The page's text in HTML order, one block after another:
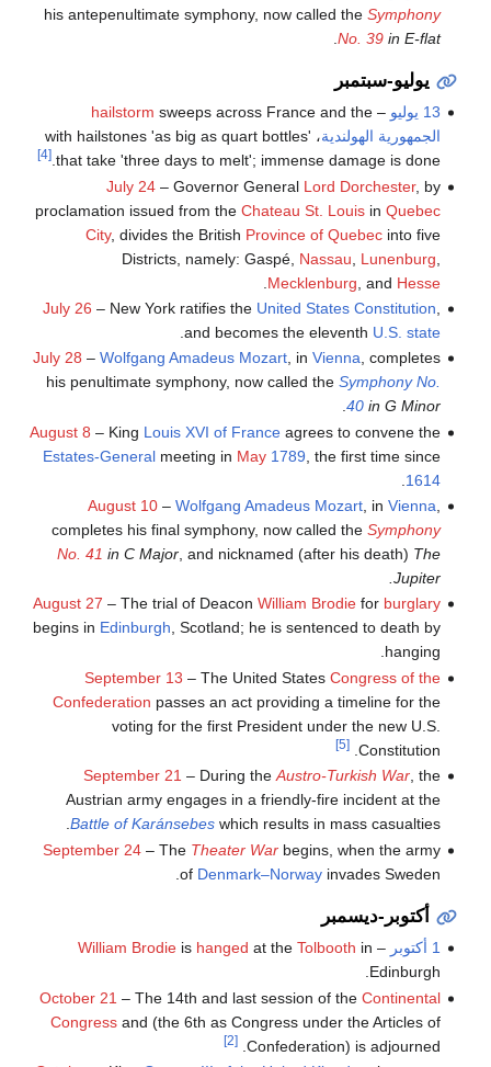
his antepenultimate symphony, now called the Symphony
No. 39in E-flat
يوليو-سبتمبر
13 يوليو –
hailstorm sweeps across France and the
الجمهورية الهولندية
، with hailstones 'as big as quart bottles'
that take 'three days to melt'; immense damage is done.
[4]
July 24– Governor General Lord Dorchester, by
proclamation issued from the Chateau St. Louisin Quebec
City, divides the British Province of Quebecinto five
Districts, namely: Gaspé, Nassau Lunenburg
Mecklenburg , and Hesse
July 26 – New York ratifies the United States Constitution
and becomes the eleventh U.S. state
July 28 – Wolfgang Amadeus Mozart, in Vienna, completes
his penultimate symphony, now called the Symphony No.
40in G Minor
.
August 8 – King Louis XVI of Franceagrees to convene the
Estates-Generalmeeting in May 1789 , the first time since
1614
August 10– Wolfgang Amadeus Mozart, in Vienna
completes his final symphony, now called the Symphony
No. 41 in C Major, and nicknamed (after his death) The
Jupiter.
August 27 – The trial of Deacon William Brodiefor burglary
begins in Edinburgh, Scotland; he is sentenced to death by
hanging.
September 13 – The United States Congress of the
Confederation passes an act providing a timeline for the
voting for the first President under the new U.S.
Constitution.
[5]
September 21 – During theAustro-Turkish War, the
Austrian army engages in a friendly-fire incident at the
Battle of Karánsebeswhich results in mass casualties.
September 24– The Theater Warbegins, when the army
of Denmark–Norwayinvades Sweden.
أكتوبر-ديسمبر
1 أكتوبر –
William Brodieis hanged at the Tolbooth in
Edinburgh.
October 21 – The 14th and last session of the Continental
Congressand (the 6th as Congress under the Articles of
Confederation) is adjourned.
[2]